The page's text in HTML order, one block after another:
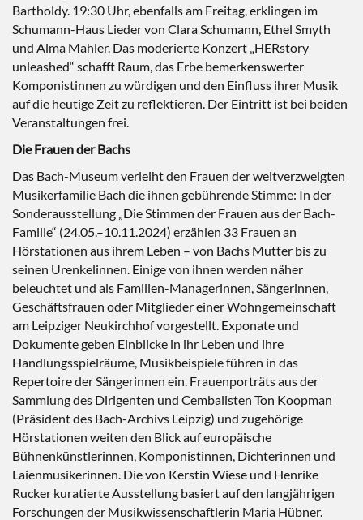
Bartholdy. 19:30 Uhr, ebenfalls am Freitag, erklingen im
Schumann-Haus Lieder von Clara Schumann, Ethel Smyth
und Alma Mahler. Das moderierte Konzert „HERstory
unleashed“ schafft Raum, das Erbe bemerkenswerter
Komponistinnen zu würdigen und den Einfluss ihrer Musik
auf die heutige Zeit zu reflektieren. Der Eintritt ist bei beiden
Veranstaltungen frei.
Die Frauen der Bachs
Das Bach-Museum verleiht den Frauen der weitverzweigten
Musikerfamilie Bach die ihnen gebührende Stimme: In der
Sonderausstellung „Die Stimmen der Frauen aus der Bach-
Familie“ (24.05.–10.11.2024) erzählen 33 Frauen an
Hörstationen aus ihrem Leben – von Bachs Mutter bis zu
seinen Urenkelinnen. Einige von ihnen werden näher
beleuchtet und als Familien-Managerinnen, Sängerinnen,
Geschäftsfrauen oder Mitglieder einer Wohngemeinschaft
am Leipziger Neukirchhof vorgestellt. Exponate und
Dokumente geben Einblicke in ihr Leben und ihre
Handlungsspielräume, Musikbeispiele führen in das
Repertoire der Sängerinnen ein. Frauenporträts aus der
Sammlung des Dirigenten und Cembalisten Ton Koopman
(Präsident des Bach-Archivs Leipzig) und zugehörige
Hörstationen weiten den Blick auf europäische
Bühnenkünstlerinnen, Komponistinnen, Dichterinnen und
Laienmusikerinnen. Die von Kerstin Wiese und Henrike
Rucker kuratierte Ausstellung basiert auf den langjährigen
Forschungen der Musikwissenschaftlerin Maria Hübner.